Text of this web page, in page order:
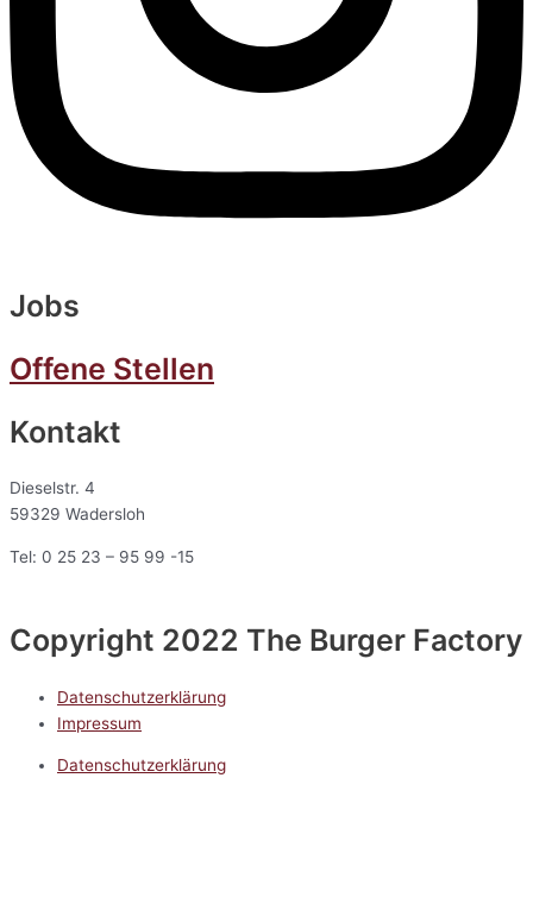
Jobs
Offene Stellen
Kontakt
Dieselstr. 4
59329 Wadersloh
Tel: 0 25 23 – 95 99 -15
Copyright 2022 The Burger Factory
Datenschutzerklärung
Impressum
Datenschutzerklärung